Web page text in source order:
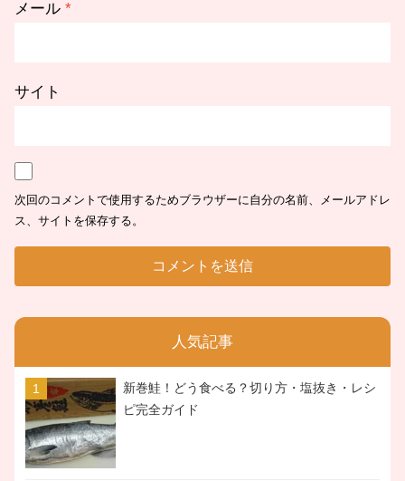
メール *
サイト
次回のコメントで使用するためブラウザーに自分の名前、メールアドレ
ス、サイトを保存する。
人気記事
新巻鮭！どう食べる？切り方・塩抜き・レシ
ピ完全ガイド